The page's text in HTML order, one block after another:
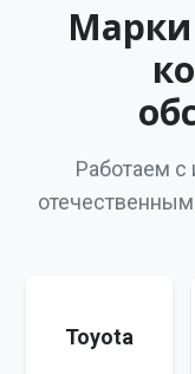
Работаем с
Toyota